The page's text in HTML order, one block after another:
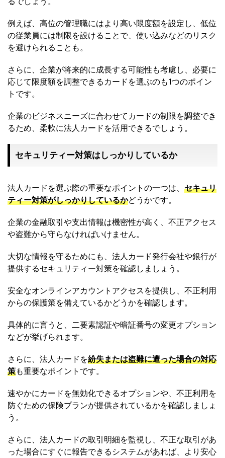
例えば、高位の管理職にはより高い限度額を設定し、低位
の従業員には制限を設けることで、使い込みなどのリスク
を避けられることも。
さらに、企業が将来的に成長する可能性も考慮し、必要に
応じて限度額を調整できるカードを選ぶのも1つのポイン
トです。
企業のビジネスニーズに合わせてカードの制限を調整でき
るため、柔軟に法人カードを活用できるでしょう。
セキュリティー対策はしっかりしているか
法人カードを選ぶ際の重要なポイントの一つは、 セキュリ
ティー対策がしっかりしているかどうかです。
企業の金融取引や支出情報は機密性が高く、不正アクセス
や盗難から守らなければいけません。
大切な情報を守るためにも、法人カード発行会社や銀行が
提供するセキュリティー対策を確認しましょう。
安全なオンラインアカウントアクセスを提供し、不正利用
からの保護策を備えているかどうかを確認します。
具体的に言うと、二要素認証や暗証番号の変更オプション
などが挙げられます。
さらに、法人カードを紛失または盗難に遭った場合の対応
策も重要なポイントです。
速やかにカードを無効化できるオプションや、不正利用を
防ぐための保険プランが提供されているかを確認しましょ
う。
さらに、法人カードの取引明細を監視し、不正な取引があ
った場合にすぐに報告できるシステムがあれば、より安心